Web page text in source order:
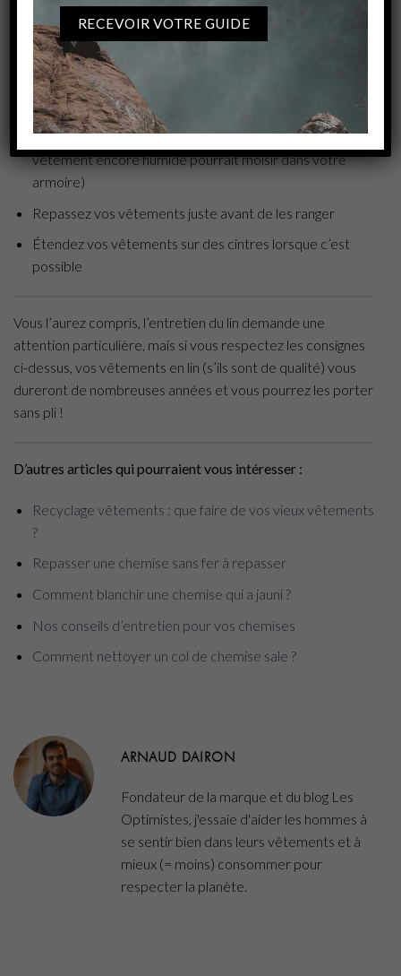
pour ne pas qu’elles se froissent une fois dans votre
armoire.
Les points à respecter pour le rangement des vêtements
en lin :
Assurez-vous que vos vêtements soient secs (un
vêtement encore humide pourrait moisir dans votre
armoire)
Repassez vos vêtements juste avant de les ranger
Étendez vos vêtements sur des cintres lorsque c’est
possible
Vous l’aurez compris, l’entretien du lin demande une
attention particulière, mais si vous respectez les consignes
ci-dessus, vos vêtements en lin (s’ils sont de qualité) vous
dureront de nombreuses années et vous pourrez les porter
sans pli !
D’autres articles qui pourraient vous intéresser :
Recyclage vêtements : que faire de vos vieux vêtements
?
Repasser une chemise sans fer à repasser
Comment blanchir une chemise qui a jauni ?
Nos conseils d’entretien pour vos chemises
Comment nettoyer un col de chemise sale ?
ARNAUD DAIRON
Fondateur de la marque et du blog Les
Optimistes, j'essaie d'aider les hommes à
se sentir bien dans leurs vêtements et à
mieux (= moins) consommer pour
respecter la planète.